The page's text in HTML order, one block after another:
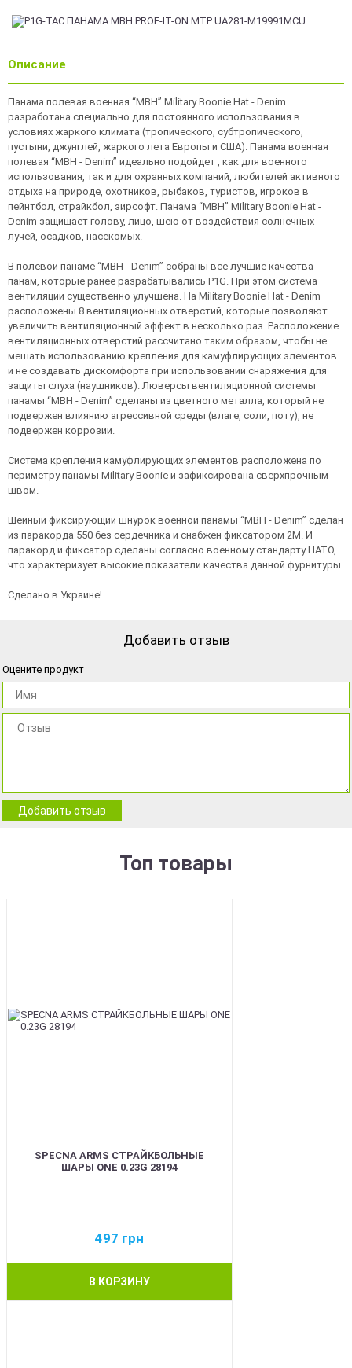
Описание
Панама полевая военная “MBH” Military Boonie Hat - Denim
разработана специально для постоянного использования в
условиях жаркого климата (тропического, субтропического,
пустыни, джунглей, жаркого лета Европы и США). Панама военная
полевая “MBH - Denim” идеально подойдет , как для военного
использования, так и для охранных компаний, любителей активного
отдыха на природе, охотников, рыбаков, туристов, игроков в
пейнтбол, страйкбол, эирсофт. Панама “MBH” Military Boonie Hat -
Denim защищает голову, лицо, шею от воздействия солнечных
лучей, осадков, насекомых.
В полевой панаме “MBH - Denim” собраны все лучшие качества
панам, которые ранее разрабатывались P1G. При этом система
вентиляции существенно улучшена. На Military Boonie Hat - Denim
расположены 8 вентиляционных отверстий, которые позволяют
увеличить вентиляционный эффект в несколько раз. Расположение
вентиляционных отверстий рассчитано таким образом, чтобы не
мешать использованию крепления для камуфлирующих элементов
и не создавать дискомфорта при использовании снаряжения для
защиты слуха (наушников). Люверсы вентиляционной системы
панамы “MBH - Denim” сделаны из цветного металла, который не
подвержен влиянию агрессивной среды (влаге, соли, поту), не
подвержен коррозии.
Система крепления камуфлирующих элементов расположена по
периметру панамы Military Boonie и зафиксирована сверхпрочным
швом.
Шейный фиксирующий шнурок военной панамы “MBH - Denim” сделан
из паракорда 550 без сердечника и снабжен фиксатором 2M. И
паракорд и фиксатор сделаны согласно военному стандарту НАТО,
что характеризует высокие показатели качества данной фурнитуры.
Сделано в Украине!
Добавить отзыв
Оцените продукт
Добавить отзыв
Топ товары
SPECNA ARMS СТРАЙКБОЛЬНЫЕ
ШАРЫ ONE 0.23G 28194
497 грн
В КОРЗИНУ